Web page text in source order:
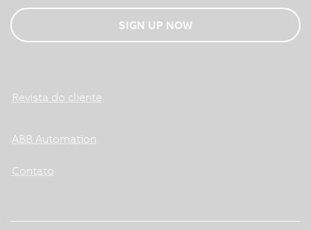
SIGN UP NOW
Revista do cliente
ABB Automation
Contato